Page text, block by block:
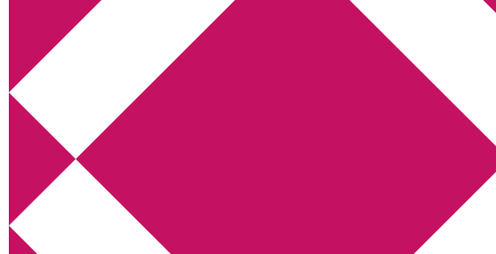
Annikas litteratur- och kulturblogg
Deckare, kriminalromaner, thrillers